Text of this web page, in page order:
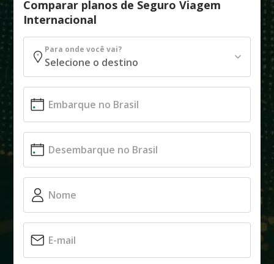
Comparar planos de Seguro Viagem
Internacional
Para onde você vai?